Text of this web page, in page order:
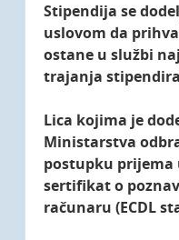
Stipendija se
uslovom da
ostane u službi
trajanja
Lica kojima je
Ministarstva
postupku prijema
sertifikat o
računaru (ECDL